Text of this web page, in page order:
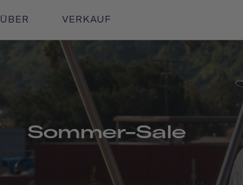
ÜBER VERKAUF
Sommer-Sale